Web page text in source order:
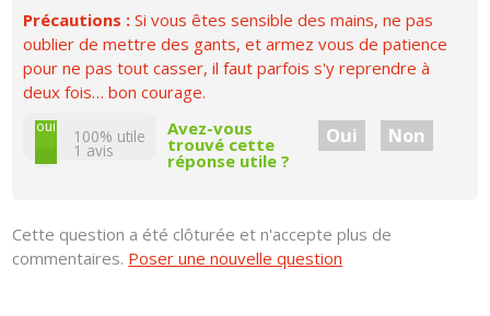
Précautions :Si vous êtes sensible des mains, ne pas
oublier de mettre des gants, et armez vous de patience
pour ne pas tout casser, il faut parfois s'y reprendre à
deux fois… bon courage.
non
oui 100% utile
1 avis
Avez-vous
trouvé cette
réponse utile ?
Oui Non
Cette question a été clôturée et n'accepte plus de
commentaires. Poser une nouvelle question